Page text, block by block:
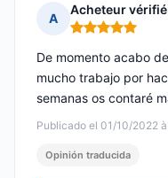
A
Acheteur vérifié
Nota: 5 de 5
Publicado el 01/10/2022
De momento acabo
mucho trabajo por
semanas os contaré
Opinión traducida